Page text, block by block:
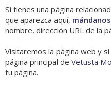
Si tienes una página
que aparezca aquí,
nombre, dirección URL de la
Visitaremos la página web y
página principal de Vetusta
tu página.